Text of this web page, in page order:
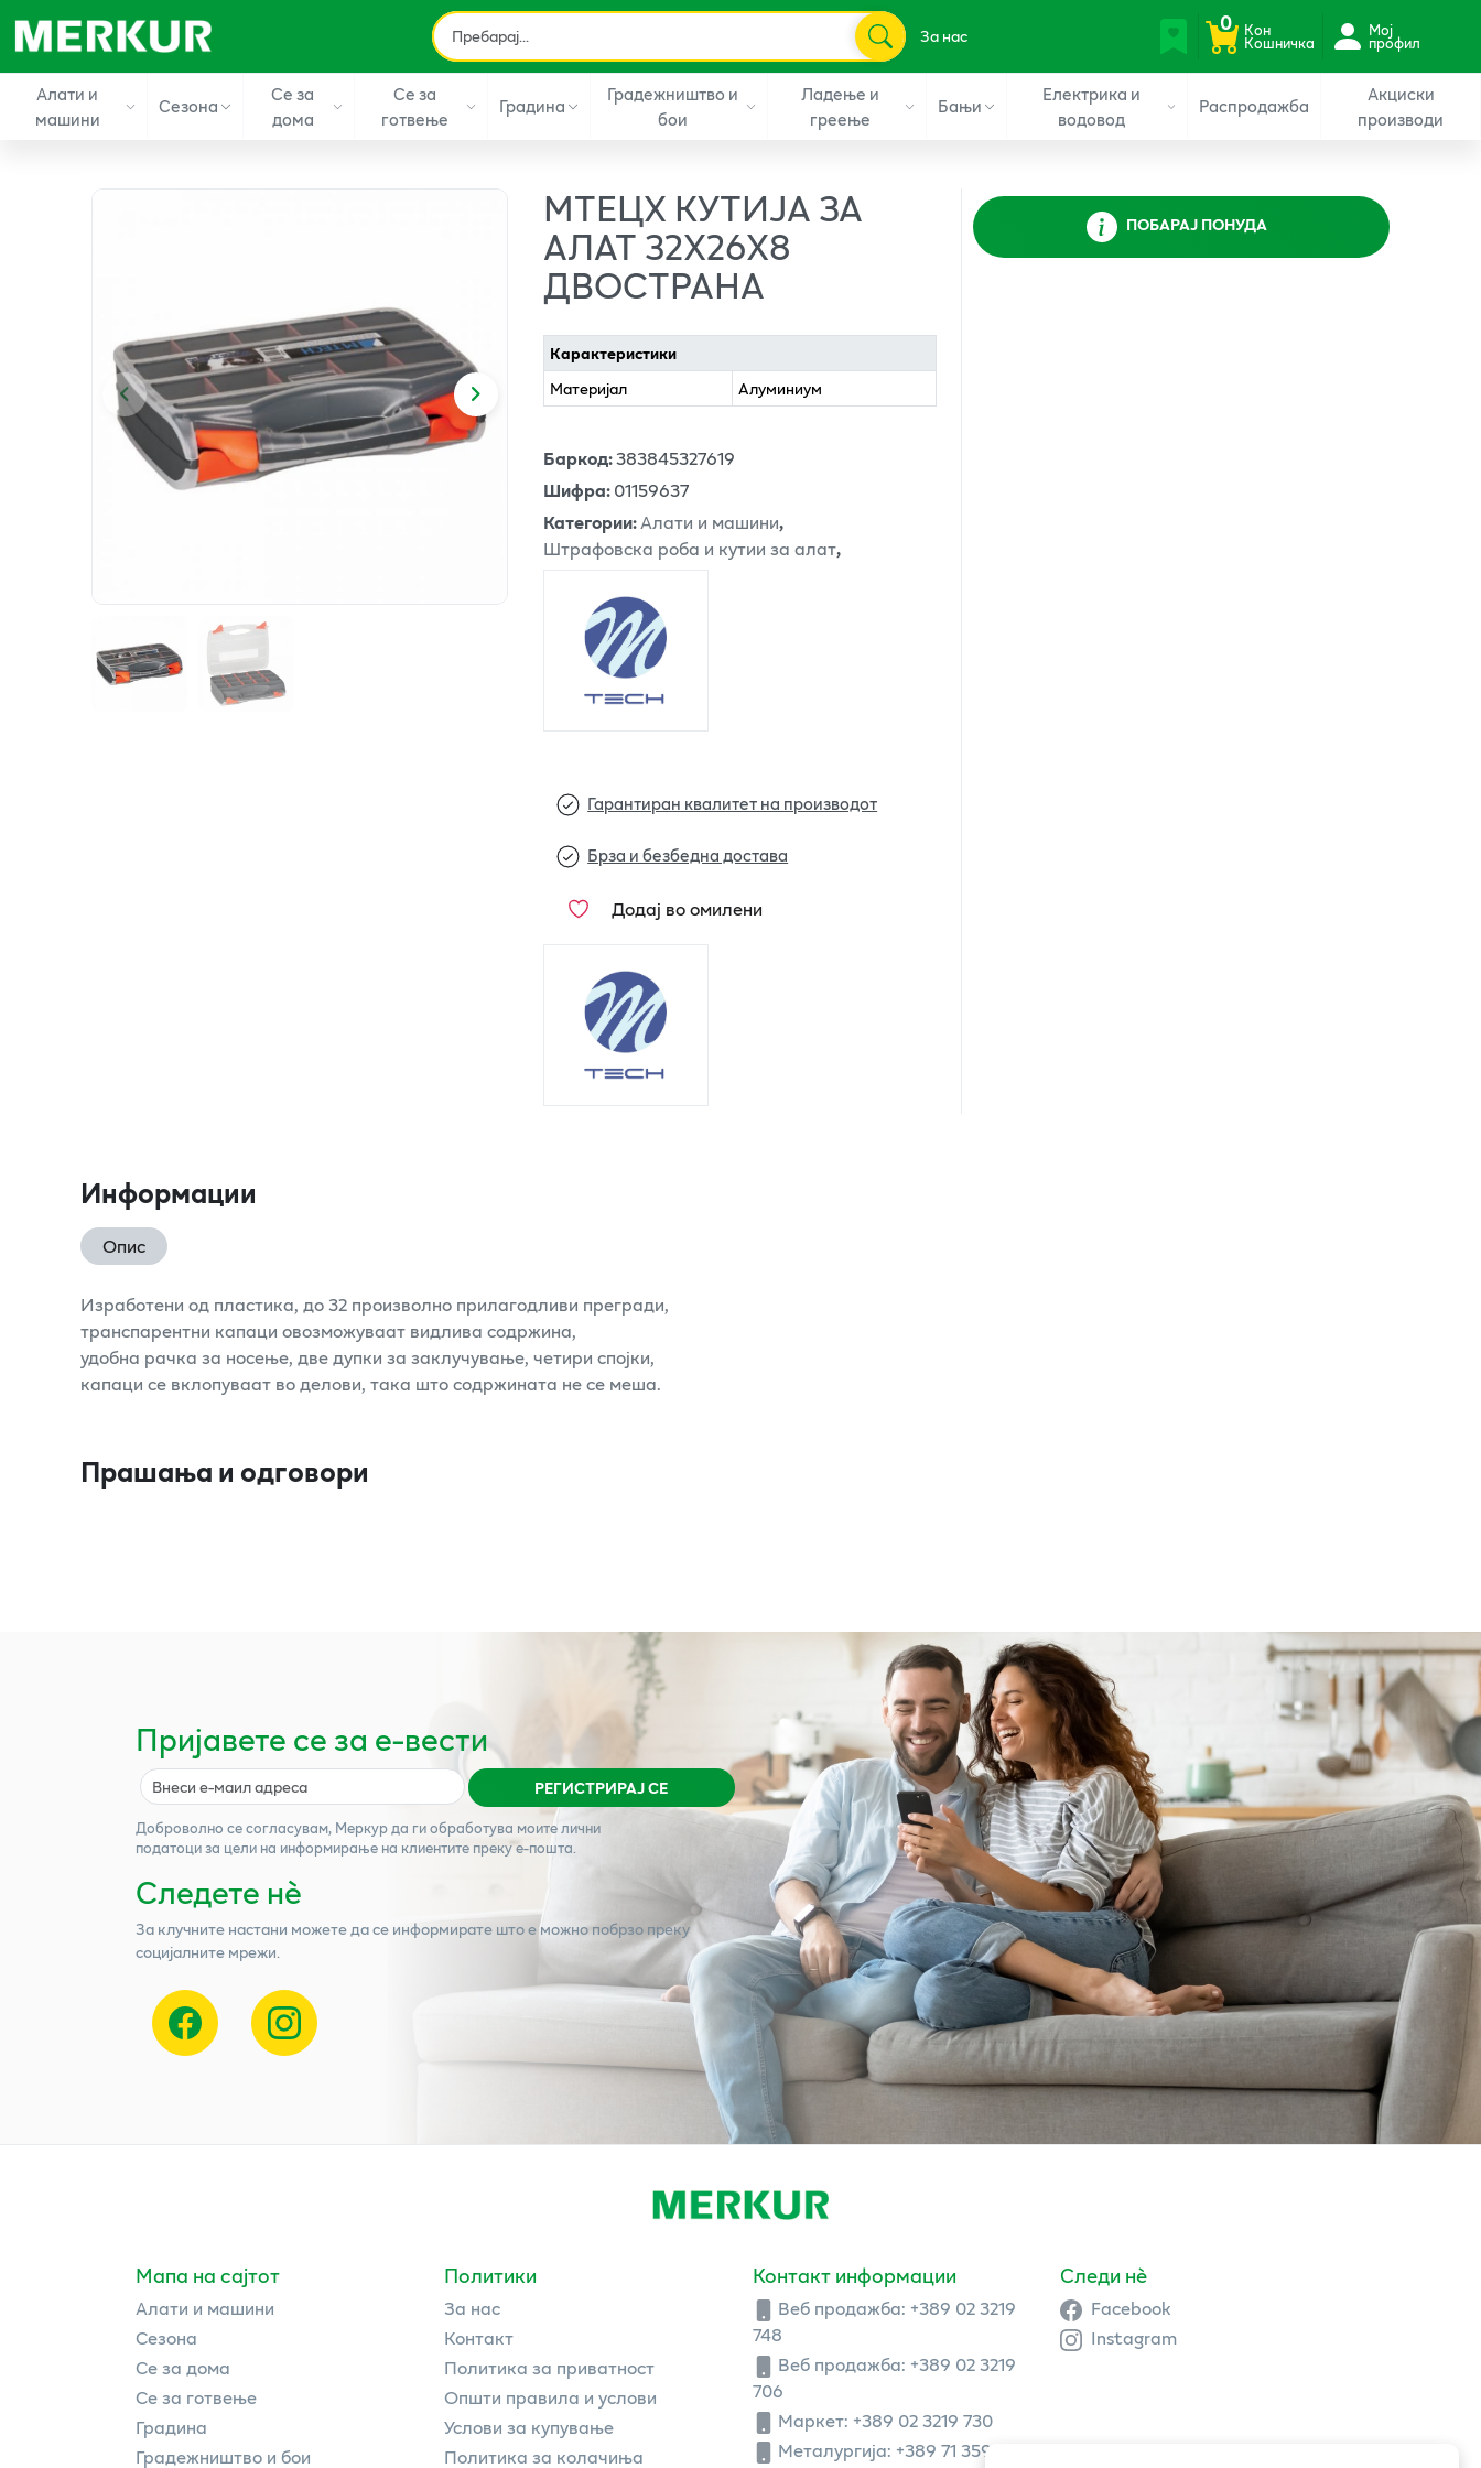
За нас 0 Кон
Кошничка
Мој
профил
Алати и
машини
Сезона
Се за
дома
Се за
готвење
Градина
Градежништво и
бои
Ладење и
греење
Бањи
Електрика и
водовод
Распродажба
Акциски
производи
МТЕЦХ КУТИЈА ЗА
АЛАТ 32Х26Х8
ДВОСТРАНА
Карактеристики
Материјал
Алуминиум
Баркод:383845327619
Шифра:01159637
Категории:Алати и машини,
Штрафовска роба и кутии за алат,
Гарантиран квалитет на производот
Брза и безбедна достава
Додај во омилени
ПОБАРАЈ ПОНУДА
Информации
Опис
Изработени од пластика, до 32 произволно прилагодливи прегради,
транспарентни капаци овозможуваат видлива содржина,
удобна рачка за носење, две дупки за заклучување, четири спојки,
капаци се вклопуваат во делови, така што содржината не се меша.
Прашања и одговори
Пријавете се за е-вести
РЕГИСТРИРАЈ СЕ
Доброволно се согласувам, Меркурда ги обработува моите лични
податоци за цели на информирање на клиентите преку е-пошта.
Следете нѐ
За клучните настани можете да се информирате што е можно побрзо преку
социјалните мрежи.
Мапа на сајтот
Алати и машини
Сезона
Се за дома
Се за готвење
Градина
Градежништво и бои
Политики
За нас
Контакт
Политика за приватност
Општи правила и услови
Услови за купување
Политика за колачиња
Контакт информации
Веб продажба: +389 02 3219
748
Веб продажба: +389 02 3219
706
Маркет: +389 02 3219 730
Металургија: +389 71 359 504
Следи нè
Facebook
Instagram